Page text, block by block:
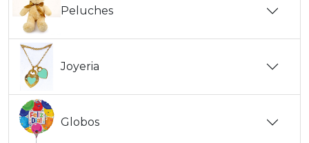
Peluches
Joyeria
Globos